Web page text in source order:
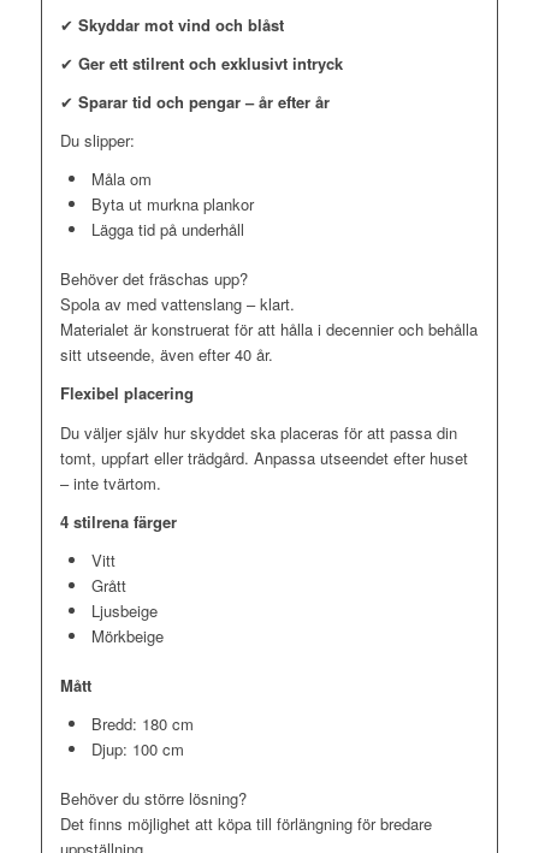
✔ Skyddar mot vind och blåst
✔ Ger ett stilrent och exklusivt intryck
✔ Sparar tid och pengar – år efter år
Du slipper:
Måla om
Byta ut murkna plankor
Lägga tid på underhåll
Behöver det fräschas upp?
Spola av med vattenslang – klart.
Materialet är konstruerat för att hålla i decennier och behålla
sitt utseende, även efter 40 år.
Flexibel placering
Du väljer själv hur skyddet ska placeras för att passa din
tomt, uppfart eller trädgård. Anpassa utseendet efter huset
– inte tvärtom.
4 stilrena färger
Vitt
Grått
Ljusbeige
Mörkbeige
Mått
Bredd: 180 cm
Djup: 100 cm
Behöver du större lösning?
Det finns möjlighet att köpa till förlängning för bredare
uppställning.